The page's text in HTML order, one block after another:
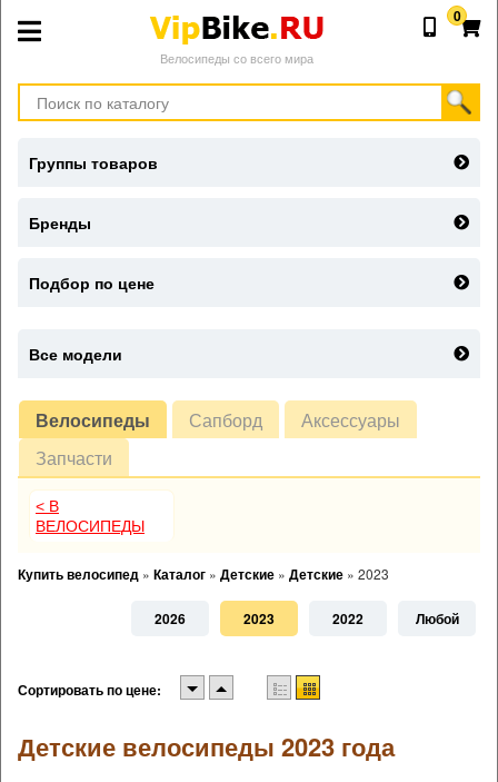
Велосипеды со всего мира
0
Велосипеды Сапборд
Аксессуары
Запчасти
< В
ВЕЛОСИПЕДЫ
Купить велосипед » Каталог » Детские » Детские » 2023
2026 2023 2022 Любой
Сортировать по цене:
Детские велосипеды 2023 года
Группы товаров
Бренды
Подбор по цене
Все модели